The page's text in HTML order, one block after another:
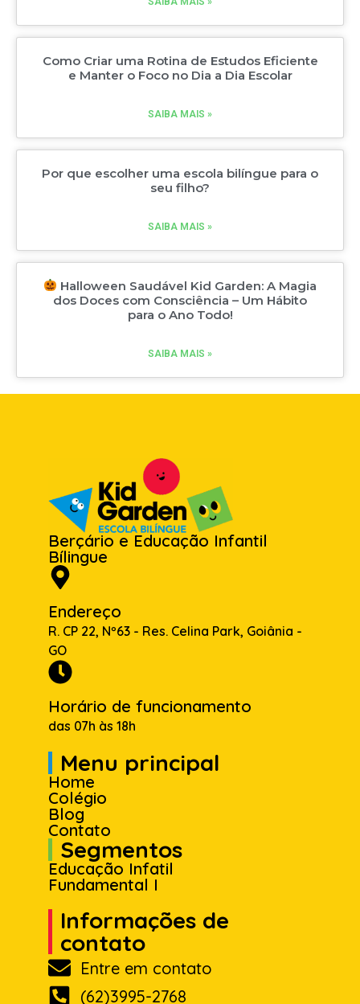
Como Criar uma Rotina de Estudos Eficiente
e Manter o Foco no Dia a Dia Escolar
SAIBA MAIS »
Por que escolher uma escola bilíngue para o
seu filho?
SAIBA MAIS »
Halloween Saudável Kid Garden: A Magia
dos Doces com Consciência – Um Hábito
para o Ano Todo!
SAIBA MAIS »
Berçário e Educação Infantil
Bílingue
Endereço
R. CP 22, Nº63 - Res. Celina Park, Goiânia -
GO
Horário de funcionamento
das 07h às 18h
Menu principal
Home
Colégio
Blog
Contato
Segmentos
Educação Infatil
Fundamental I
Informações de
contato
Entre em contato
(62)3995-2768